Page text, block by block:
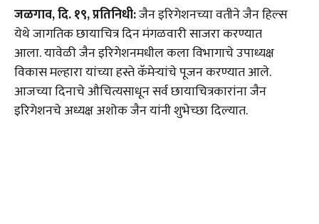
जळगाव, दि. १९, प्रतिनिधी:जैन इरिगेशनच्या वतीने जैन हिल्स
येथे जागतिक छायाचित्र दिन मंगळवारी साजरा करण्यात
आला. यावेळी जैन इरिगेशनमधील कला विभागाचे उपाध्यक्ष
विकास मल्हारा यांच्या हस्ते कॅमेऱ्यांचे पूजन करण्यात आले.
आजच्या दिनाचे औचित्यसाधून सर्व छायाचित्रकारांना जैन
इरिगेशनचे अध्यक्ष अशोक जैन यांनी शुभेच्छा दिल्यात.